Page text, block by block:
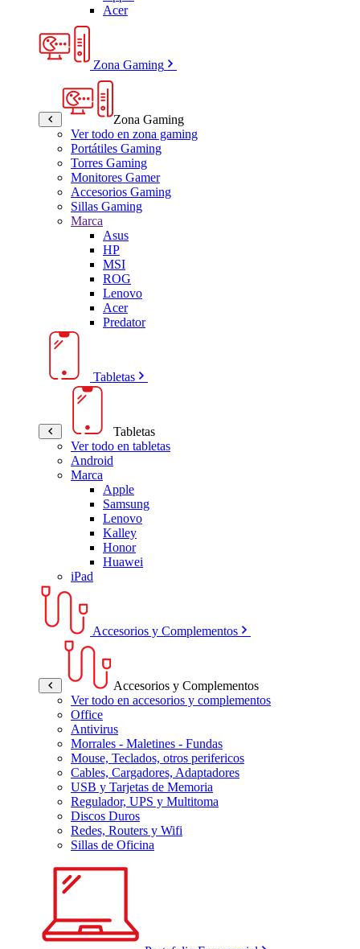
Acer
Zona Gaming
Zona Gaming
Ver todo en zona gaming
Portátiles Gaming
Torres Gaming
Monitores Gamer
Accesorios Gaming
Sillas Gaming
Marca
Asus
HP
MSI
ROG
Lenovo
Acer
Predator
Tabletas
Tabletas
Ver todo en tabletas
Android
Marca
Apple
Samsung
Lenovo
Kalley
Honor
Huawei
iPad
Accesorios y Complementos
Accesorios y Complementos
Ver todo en accesorios y complementos
Office
Antivirus
Morrales - Maletines - Fundas
Mouse, Teclados, otros perifericos
Cables, Cargadores, Adaptadores
USB y Tarjetas de Memoria
Regulador, UPS y Multitoma
Discos Duros
Redes, Routers y Wifi
Sillas de Oficina